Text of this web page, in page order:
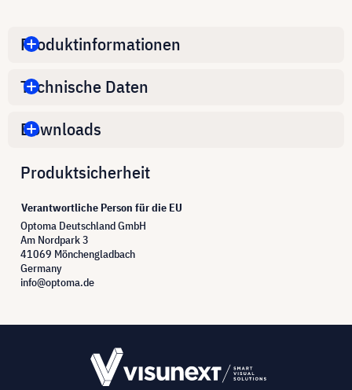
Produktinformationen
Technische Daten
Downloads
Produktsicherheit
Verantwortliche Person für die EU
Optoma Deutschland GmbH
Am Nordpark 3
41069 Mönchengladbach
Germany
info@optoma.de